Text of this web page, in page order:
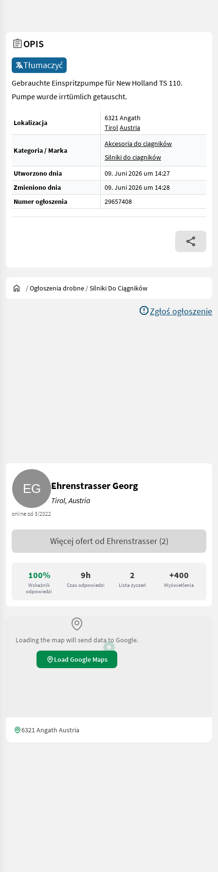
OPIS
Tłumaczyć
Gebrauchte Einspritzpumpe für New Holland TS 110.
Pumpe wurde irrtümlich getauscht.
Lokalizacja
6321 Angath
Tirol Austria
Kategoria / Marka
Akcesoria do ciągników
Silniki do ciągników
Utworzono dnia
09. Juni 2026 um 14:27
Zmieniono dnia
09. Juni 2026 um 14:28
Numer ogłoszenia
29657408
/Ogłoszenia drobne /Silniki Do Ciągników
Zgłoś ogłoszenie
100%
Wskaźnik
odpowiedzi
9h
Czas odpowiedzi
2
Lista życzeń
+400
Wyświetlenia
online od 3/2022
Ehrenstrasser Georg
Tirol, Austria
Więcej ofert od Ehrenstrasser (2)
Loading the map will send data to Google.
Load Google Maps
6321 Angath Austria